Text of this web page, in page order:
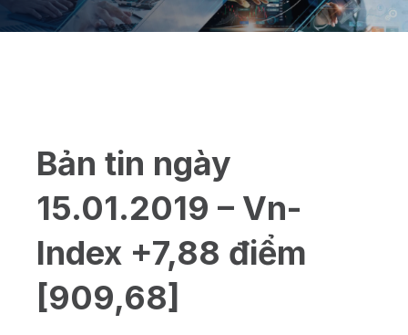
Bản tin ngày
15.01.2019 – Vn-
Index +7,88 điểm
[909,68]